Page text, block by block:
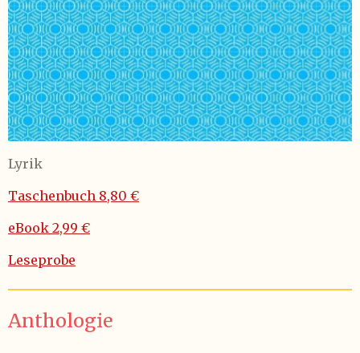
Lyrik
Taschenbuch 8,80 €
eBook 2,99 €
Leseprobe
Anthologie